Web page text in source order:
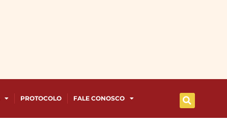
PROTOCOLO FALE CONOSCO